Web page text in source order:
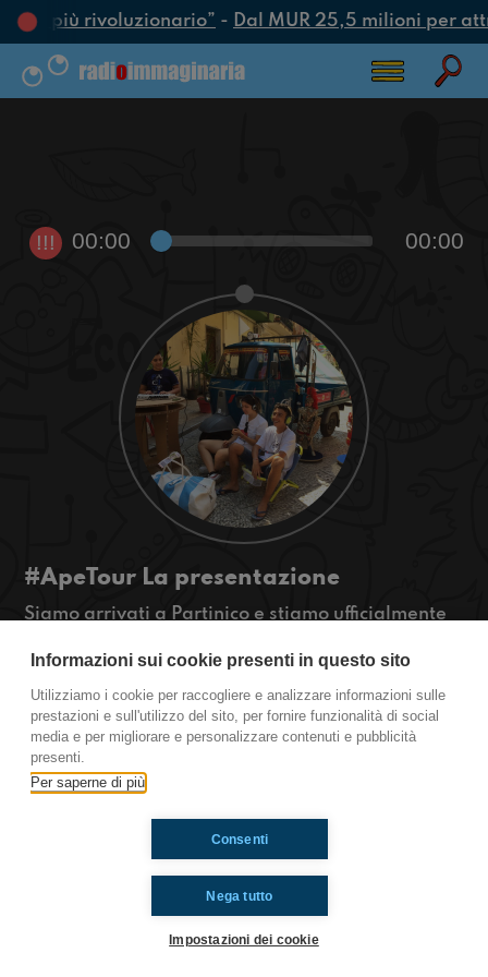
più rivoluzionario”- Dal MUR 25,5 milioni per
!!! 00:00 00:00
#ApeTour La presentazione
Siamo arrivati a Partinico e stiamo ufficialmente
#OkkinSu www.radioimmaginaria.it
Partinico
Ti è piaciuto? Condividilo!
Informazioni sui cookie presenti in questo sito
Utilizziamo i cookie per raccogliere e analizzare informazioni sulle
prestazioni e sull'utilizzo del sito, per fornire funzionalità di social
media e per migliorare e personalizzare contenuti e pubblicità
presenti.
Per saperne di più
Nega tutto
Consenti
Impostazioni dei cookie